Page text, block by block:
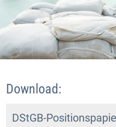
Download:
DStGB-